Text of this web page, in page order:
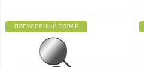
ПОПУЛЯРНЫЙ ТОВАР